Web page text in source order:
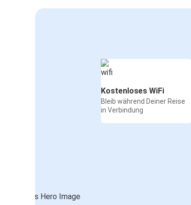
Kostenloses WiFi
Bleib während Deiner Reise
in Verbindung